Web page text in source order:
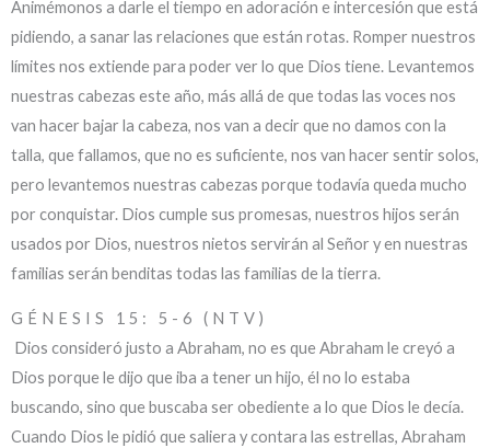
Animémonos a darle el tiempo en adoración e intercesión que está
pidiendo, a sanar las relaciones que están rotas. Romper nuestros
límites nos extiende para poder ver lo que Dios tiene. Levantemos
nuestras cabezas este año, más allá de que todas las voces nos
van hacer bajar la cabeza, nos van a decir que no damos con la
talla, que fallamos, que no es suficiente, nos van hacer sentir solos,
pero levantemos nuestras cabezas porque todavía queda mucho
por conquistar. Dios cumple sus promesas, nuestros hijos serán
usados por Dios, nuestros nietos servirán al Señor y en nuestras
familias serán benditas todas las familias de la tierra.
GÉNESIS 15: 5-6 (NTV)
Dios consideró justo a Abraham, no es que Abraham le creyó a
Dios porque le dijo que iba a tener un hijo, él no lo estaba
buscando, sino que buscaba ser obediente a lo que Dios le decía.
Cuando Dios le pidió que saliera y contara las estrellas, Abraham